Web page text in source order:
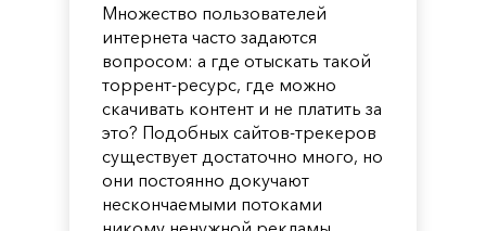
Множество пользователей
интернета часто задаются
вопросом: а где отыскать такой
торрент-ресурс, где можно
скачивать контент и не платить за
это? Подобных сайтов-трекеров
существует достаточно много, но
они постоянно докучают
нескончаемыми потоками